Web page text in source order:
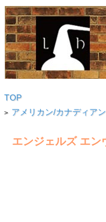
TOP
> アメリカン/カナディア
エンジェルズ エ